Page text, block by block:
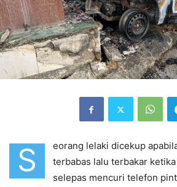
S
eorang lelaki dicekup
terbabas lalu terbakar
selepas mencuri telefon